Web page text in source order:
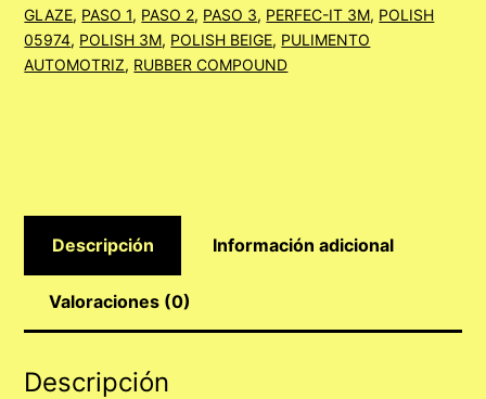
GLAZE, PASO 1, PASO 2, PASO 3, PERFEC-IT 3M, POLISH
05974, POLISH 3M, POLISH BEIGE, PULIMENTO
AUTOMOTRIZ, RUBBER COMPOUND
Descripción Información adicional
Valoraciones (0)
Descripción